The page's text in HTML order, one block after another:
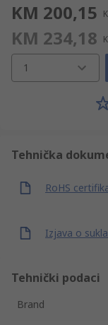
KM 200,15
KM 234,18
1
Tehnička
RoHS
Izjava o
Tehnički podaci
Brand